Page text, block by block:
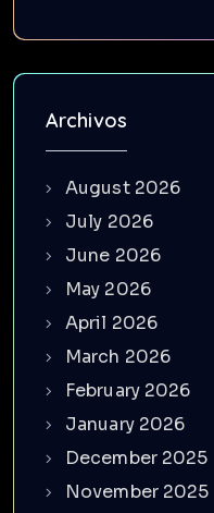
Archivos
August 2026
July 2026
June 2026
May 2026
April 2026
March 2026
February 2026
January 2026
December 2025
November 2025